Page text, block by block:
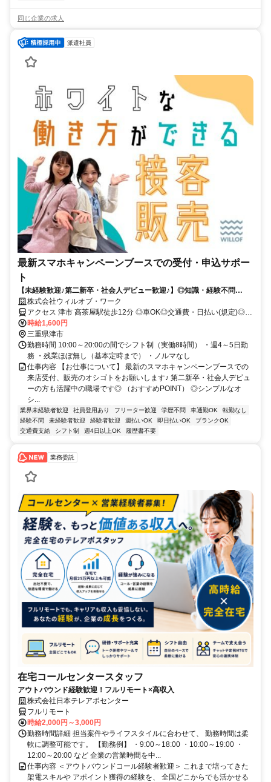
同じ企業の求人
派遣社員
最新スマホキャンペーンブースでの受付・申込サポー
ト
【未経験歓迎♪第二新卒・社会人デビュー歓迎♪】◎知識・経験不問
◎NOサービス残業 ◎自社正社員も目指せる
株式会社ウィルオブ・ワーク
アクセス 津市 高茶屋駅徒歩12分 ◎車OK◎交通費・日払い(規定)◎週
4～5日
時給1,600円
三重県津市
勤務時間 10:00～20:00の間でシフト制（実働8時間） ・週4～5日勤
務 ・残業ほぼ無し（基本定時まで） ・ノルマなし
仕事内容 【お仕事について】 最新のスマホキャンペーンブースでの
来店受付、販売のオシゴトをお願いします♪ 第二新卒・社会人デビュ
ーの方も活躍中の職場です◎ （おすすめPOINT） ◎シンプルなオ
シ...
業界未経験者歓迎 社員登用あり フリーター歓迎 学歴不問 車通勤OK
転勤なし
経験不問
未経験者歓迎 経験者歓迎 週払いOK 即日払いOK
ブランクOK
交通費支給
シフト制 週4日以上OK 履歴書不要
業務委託
在宅コールセンタースタッフ
アウトバウンド経験歓迎！フルリモート×高収入
株式会社日本テレアポセンター
フルリモート
時給2,000円～3,000円
勤務時間詳細 担当案件やライフスタイルに合わせて、 勤務時間は柔
軟に調整可能です。 【勤務例】 ・9:00～18:00 ・10:00～19:00 ・
12:00～20:00 など 企業の営業時間を中...
仕事内容 ＜アウトバウンドコール経験者歓迎＞ これまで培ってきた
架電スキルや アポイント獲得の経験を、 全国どこからでも活かせる